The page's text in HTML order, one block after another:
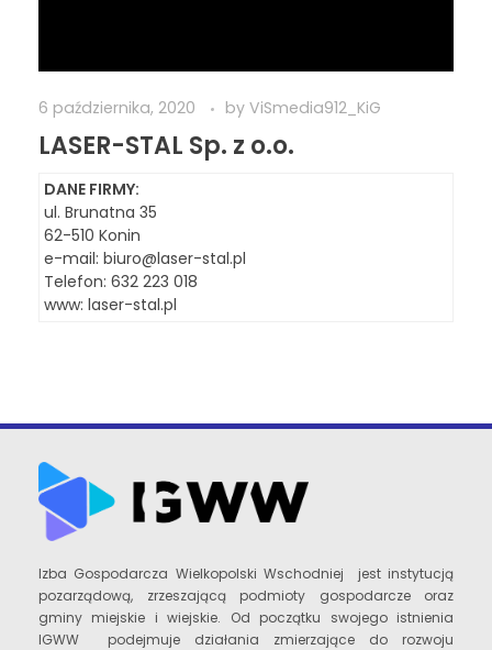
6 października, 2020 by ViSmedia912_KiG
LASER-STAL Sp. z o.o.
DANE FIRMY:
ul. Brunatna 35
62-510 Konin
e-mail: biuro@laser-stal.pl
Telefon: 632 223 018
www: laser-stal.pl
Izba Gospodarcza Wielkopolski Wschodniej jest instytucją
pozarządową, zrzeszającą podmioty gospodarcze oraz
gminy miejskie i wiejskie. Od początku swojego istnienia
IGWW podejmuje działania zmierzające do rozwoju